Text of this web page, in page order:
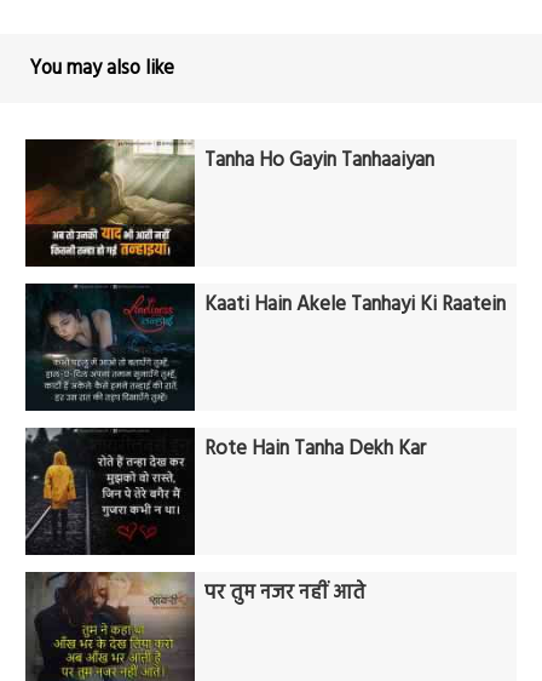
You may also like
Tanha Ho Gayin Tanhaaiyan
Kaati Hain Akele Tanhayi Ki Raatein
Rote Hain Tanha Dekh Kar
पर तुम नजर नहीं आते